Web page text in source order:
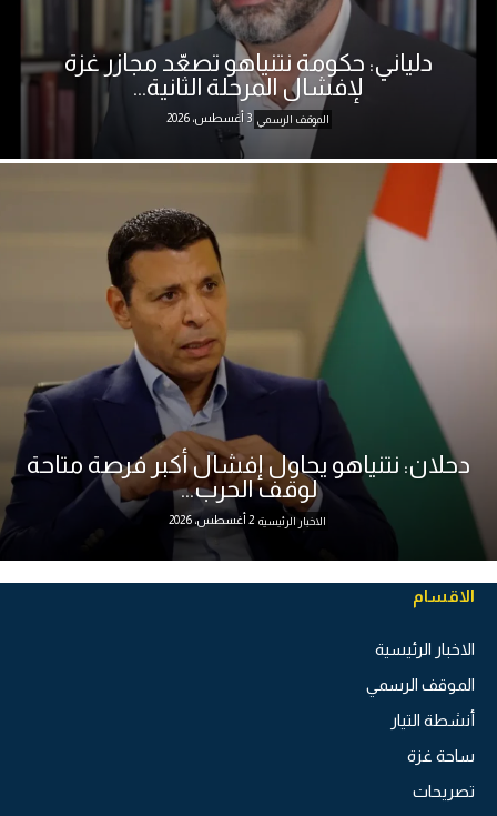
دلياني: حكومة نتنياهو تصعّد مجازر غزة
لإفشال المرحلة الثانية...
الموقف الرسمي 3 أغسطس، 2026
دحلان: نتنياهو يحاول إفشال أكبر فرصة متاحة
لوقف الحرب...
الاخبار الرئيسية 2 أغسطس، 2026
الاقسام
الاخبار الرئيسية
الموقف الرسمي
أنشطة التيار
ساحة غزة
تصريحات